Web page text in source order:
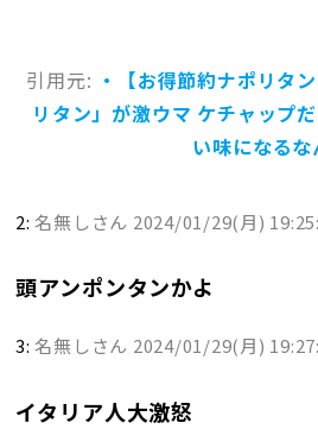
引用元: ・【お得節約ナポリタ
リタン」が激ウマ ケチャップ
い味になる
2:名無しさん 2024/01/29(月)
頭アンポンタンかよ
3:名無しさん 2024/01/29(月)
イタリア人大激怒